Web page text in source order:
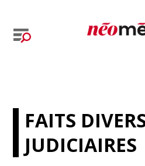
FAITS
JUDICIAIRES